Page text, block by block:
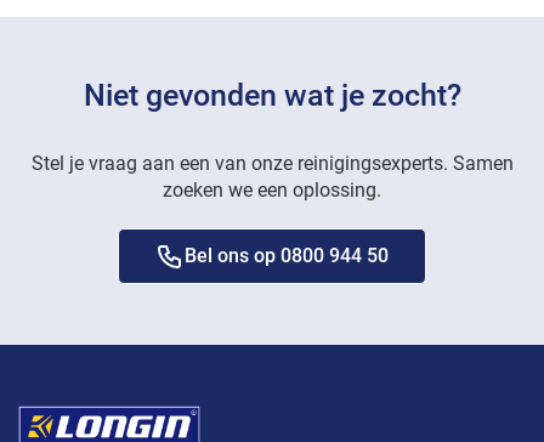
Niet gevonden wat je zocht?
Stel je vraag aan een van onze reinigingsexperts. Samen
zoeken we een oplossing.
Bel ons op 0800 944 50